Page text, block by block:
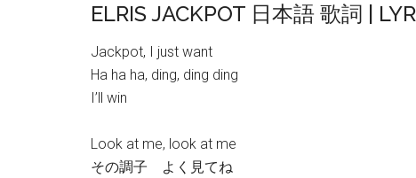
ELRIS JACKPOT 日本語 歌詞 |
Jackpot, I just want
Ha ha ha, ding, ding ding
I’ll win
Look at me, look at me
その調子 よく見てね